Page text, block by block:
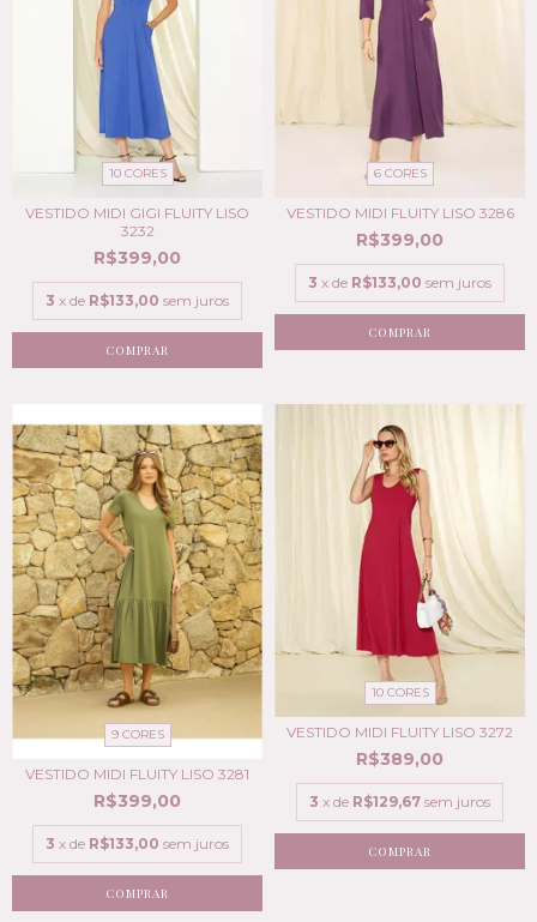
10 CORES
VESTIDO MIDI GIGI FLUITY LISO
3232
R$399,00
3 x de R$133,00 sem juros
COMPRAR
6 CORES
VESTIDO MIDI FLUITY LISO 3286
R$399,00
3 x de R$133,00 sem juros
COMPRAR
9 CORES
VESTIDO MIDI FLUITY LISO 3281
R$399,00
3 x de R$133,00 sem juros
COMPRAR
10 CORES
VESTIDO MIDI FLUITY LISO 3272
R$389,00
3 x de R$129,67 sem juros
COMPRAR